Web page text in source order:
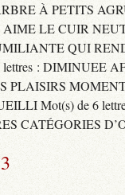
À PETITS
AIME LE CUIR
QUI
lettres : DIMINUEE
PLAISIRS
Mot(s) de 6
CATÉGORIES